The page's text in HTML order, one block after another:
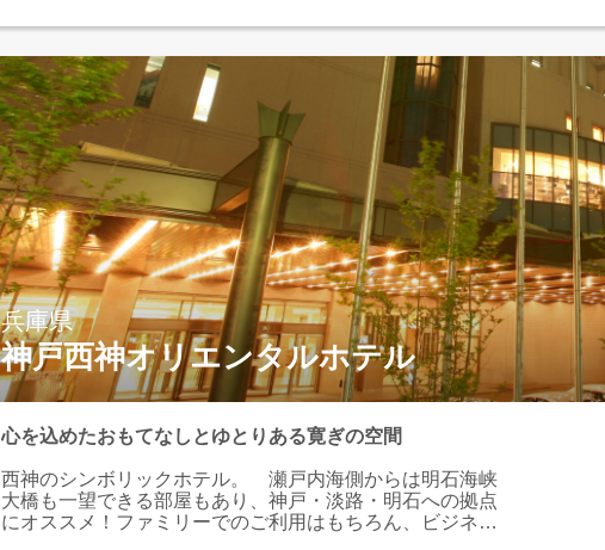
兵庫県
神戸西神オリエンタルホテル
心を込めたおもてなしとゆとりある寛ぎの空間
西神のシンボリックホテル。 瀬戸内海側からは明石海峡
大橋も一望できる部屋もあり、神戸・淡路・明石への拠点
にオススメ！ファミリーでのご利用はもちろん、ビジネス